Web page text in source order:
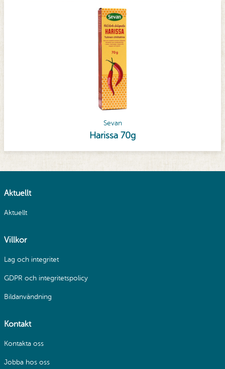
Sevan
Harissa 70g
Aktuellt
Aktuellt
Villkor
Lag och integritet
GDPR och integritetspolicy
Bildanvändning
Kontakt
Kontakta oss
Jobba hos oss